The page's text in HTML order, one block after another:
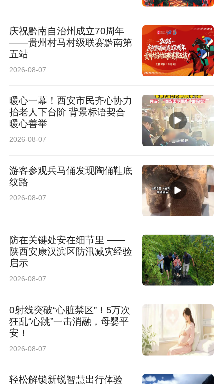
庆祝黔南自治州成立70周年
——贵州村马村级联赛黔南第
五站
2026-08-07
暖心一幕！西安市民齐心协力
抬老人下台阶 背景标语契合
暖心善举
2026-08-07
游客参观兵马俑发现陶俑鞋底
纹路
2026-08-07
防在关键处安在细节里 ——
陕西安康汉滨区防汛减灾经验
启示
2026-08-07
0射线突破“心脏禁区”！5万次
狂乱“心跳”一击消融，母婴平
安！
2026-08-07
轻松解锁新锐智慧出行体验